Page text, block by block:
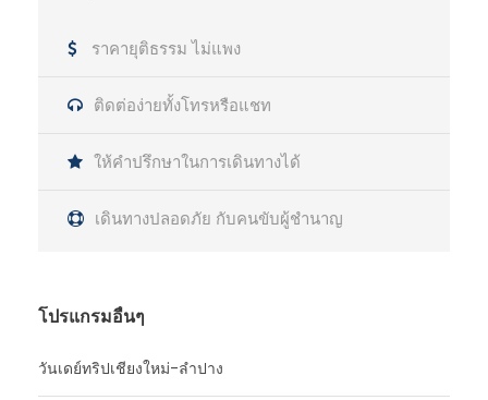
ราคายุติธรรม ไม่แพง
ติดต่อง่ายทั้งโทรหรือแชท
ให้คำปรึกษาในการเดินทางได้
เดินทางปลอดภัย กับคนขับผู้ชำนาญ
โปรแกรมอื่นๆ
วันเดย์ทริปเชียงใหม่-ลำปาง